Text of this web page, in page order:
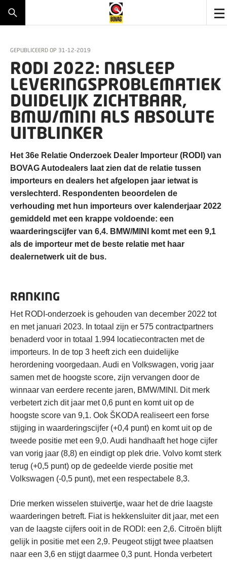
GEPUBLICEERD OP 31-12-2019
RODI 2022: NASLEEP
LEVERINGSPROBLEMATIEK
DUIDELIJK ZICHTBAAR,
BMW/MINI ALS ABSOLUTE
UITBLINKER
Het 36e Relatie Onderzoek Dealer Importeur (RODI) van
BOVAG Autodealers laat zien dat de relatie tussen
importeurs en dealers het afgelopen jaar ietwat is
verslechterd. Respondenten beoordelen de
verhouding met hun importeurs over kalenderjaar 2022
gemiddeld met een krappe voldoende: een
waarderingscijfer van 6,4. BMW/MINI komt met een 9,1
als de importeur met de beste relatie met haar
dealernetwerk uit de bus.
RANKING
Het RODI-onderzoek is gehouden van december 2022 tot
en met januari 2023. In totaal zijn er 575 contractpartners
benaderd voor in totaal 1.994 locatiecontracten met de
importeurs. In de top 3 heeft zich een duidelijke
herordening voorgedaan. Audi en Volkswagen, vorig jaar
samen met de hoogste score, zijn vervangen door de
winnaar van eerdere recente jaren, BMW/MINI. Dit merk
verbetert zich dit jaar met 0,6 punt en komt uit op de
hoogste score van 9,1. Ook ŠKODA realiseert een forse
stijging in waarderingscijfer (+0,4 punt) en komt uit op de
tweede positie met een 9,0. Audi handhaaft het hoge cijfer
van vorig jaar (8,8) en eindigt op plek drie. Volvo komt sterk
terug (+0,5 punt) op de gedeelde vierde positie met
Volkswagen (-0,5 punt), met een respectabele 8,3.
Drie merken wisselen stuivertje, waar het de drie laagste
waarderingen betreft. Fiat is hekkensluiter dit jaar, met een
van de laagste cijfers ooit in de RODI: een 2,6. Citroën blijft
gelijk in positie met een 2,9. Peugeot stijgt twee plaatsen
naar een 3,6 en stijgt daarmee 0,3 punt. Honda verbetert